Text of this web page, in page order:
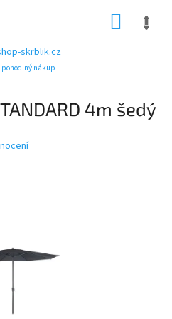
skrblik.cz
pohodlný nákup
4m šedý